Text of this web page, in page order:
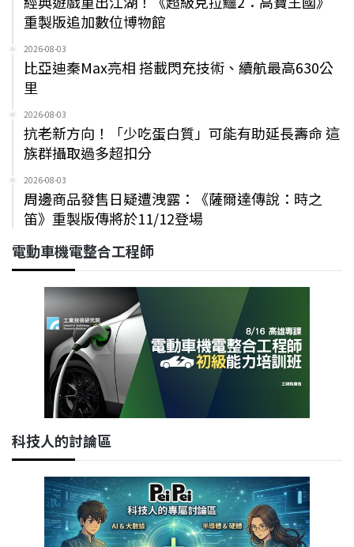
重製版追加數位博物館
2026-08-03
比亞迪秦Max亮相 搭載閃充技術、續航最高630公
里
2026-08-03
抗老新方向！「少吃蛋白質」可能有助延長壽命 這
族群攝取過多超扣分
2026-08-03
周邊商品發售日疑遭洩露：《薩爾達傳說：時之
笛》重製版傳將於11/12登場
電動車機電整合工程師
科技人的討論區